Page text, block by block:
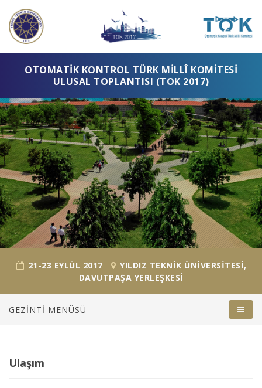
OTOMATIK KONTROL TÜRK MILLÎ KOMITESI
ULUSAL TOPLANTISI (TOK 2017)
21-23 EYLÜL 2017
YILDIZ TEKNIK ÜNIVERSITESI,
DAVUTPAŞA YERLEŞKESI
GEZINTI MENÜSÜ
Ana Sayfa
Ulaşım